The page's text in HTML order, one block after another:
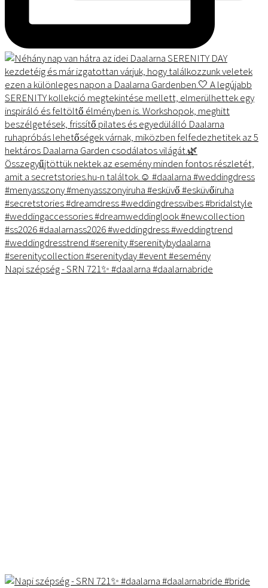
Napi szépség - SRN 721✨ #daalarna #daalarnabride